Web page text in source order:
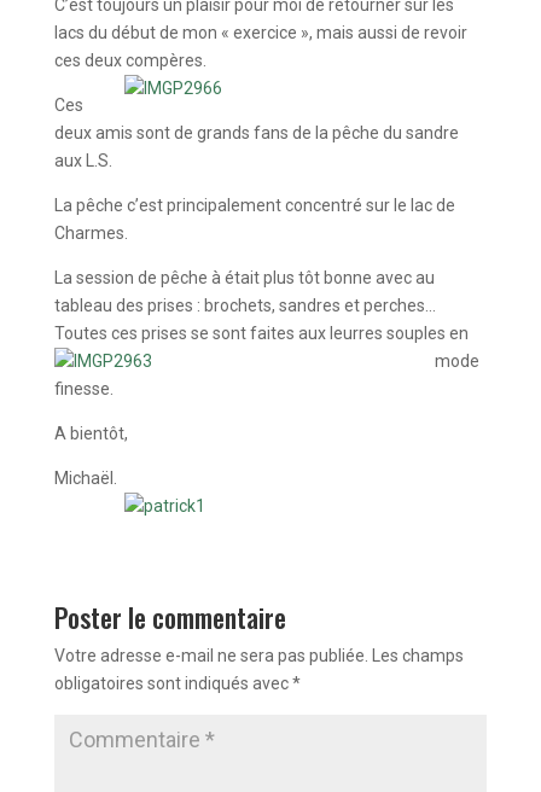
C’est toujours un plaisir pour moi de retourner sur les
lacs du début de mon « exercice », mais aussi de revoir
ces deux compères.
Ces
deux amis sont de grands fans de la pêche du sandre
aux L.S.
La pêche c’est principalement concentré sur le lac de
Charmes.
La session de pêche à était plus tôt bonne avec au
tableau des prises : brochets, sandres et perches…
Toutes ces prises se sont faites aux leurres souples en
mode
finesse.
A bientôt,
Michaël.
Poster le commentaire
Votre adresse e-mail ne sera pas publiée.
Les champs
obligatoires sont indiqués avec*